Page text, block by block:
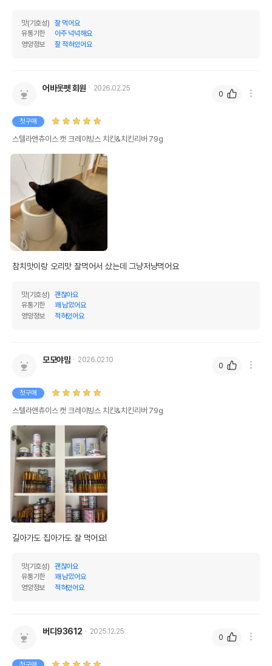
상품 필수 정보
치킨리버 80g 모아보기
받았음을 확인할수 있는
경우 그에 대한 사항
수입자를 함께 표기
Stella&Chewys
또는 소비자상담 관련
전화번호
유통기한
맛(기호성)
잘 먹어요
유통기한
아주 넉넉해요
영양정보
잘 적혀있어요
어바웃펫 회원 2026.02.25
첫구매
스텔라앤츄이스 캣 크레이빙스 치킨&치킨리버 79g
참치맛이랑 오리맛 잘먹어서 샀는데 그냥저냥먹어요
맛(기호성)
괜찮아요
유통기한
꽤 남았어요
영양정보
적혀있어요
0
모모야맘 2026.02.10
첫구매
스텔라앤츄이스 캣 크레이빙스 치킨&치킨리버 79g
길아가도 집아가도 잘 먹어요!
맛(기호성)
괜찮아요
유통기한
꽤 남았어요
영양정보
적혀있어요
0
버디93612 2025.12.25
첫구매
0